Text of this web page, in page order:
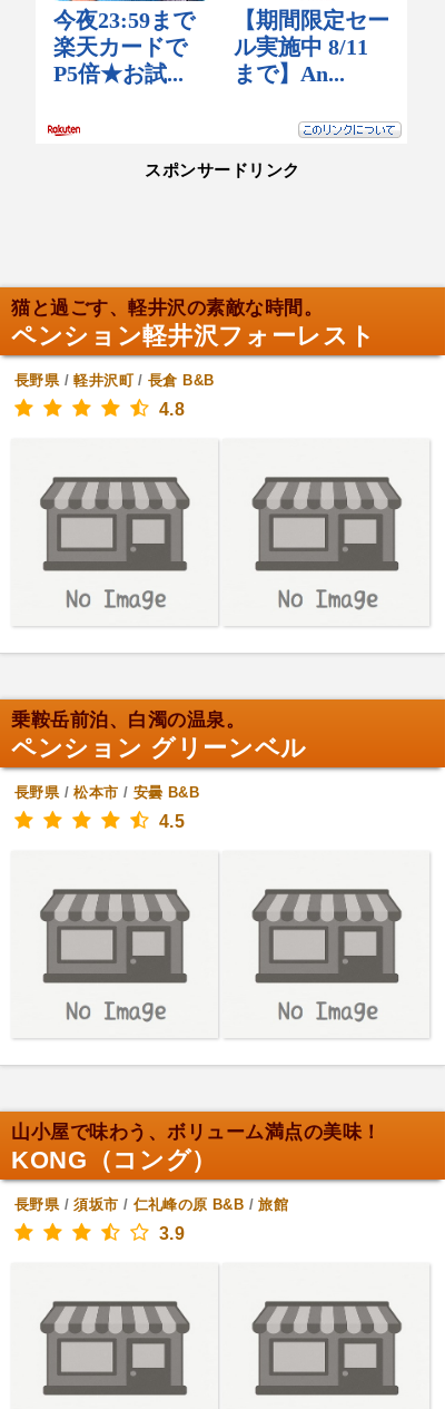
スポンサードリンク
猫と過ごす、軽井沢の素敵な時間。
ペンション軽井沢フォーレスト
長野県/軽井沢町/長倉 B&B
4.8
乗鞍岳前泊、白濁の温泉。
ペンション グリーンベル
長野県/松本市 / 安曇 B&B
4.5
山小屋で味わう、ボリューム満点の美味！
KONG（コング）
長野県/須坂市 / 仁礼峰の原 B&B /旅館
3.9